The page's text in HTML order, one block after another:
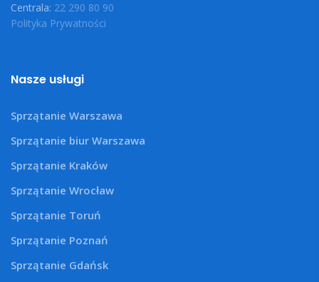
Centrala: 22 290 80 90
Polityka Prywatności
Nasze usługi
Sprzątanie Warszawa
Sprzątanie biur Warszawa
Sprzątanie Kraków
Sprzątanie Wrocław
Sprzątanie Toruń
Sprzątanie Poznań
Sprzątanie Gdańsk